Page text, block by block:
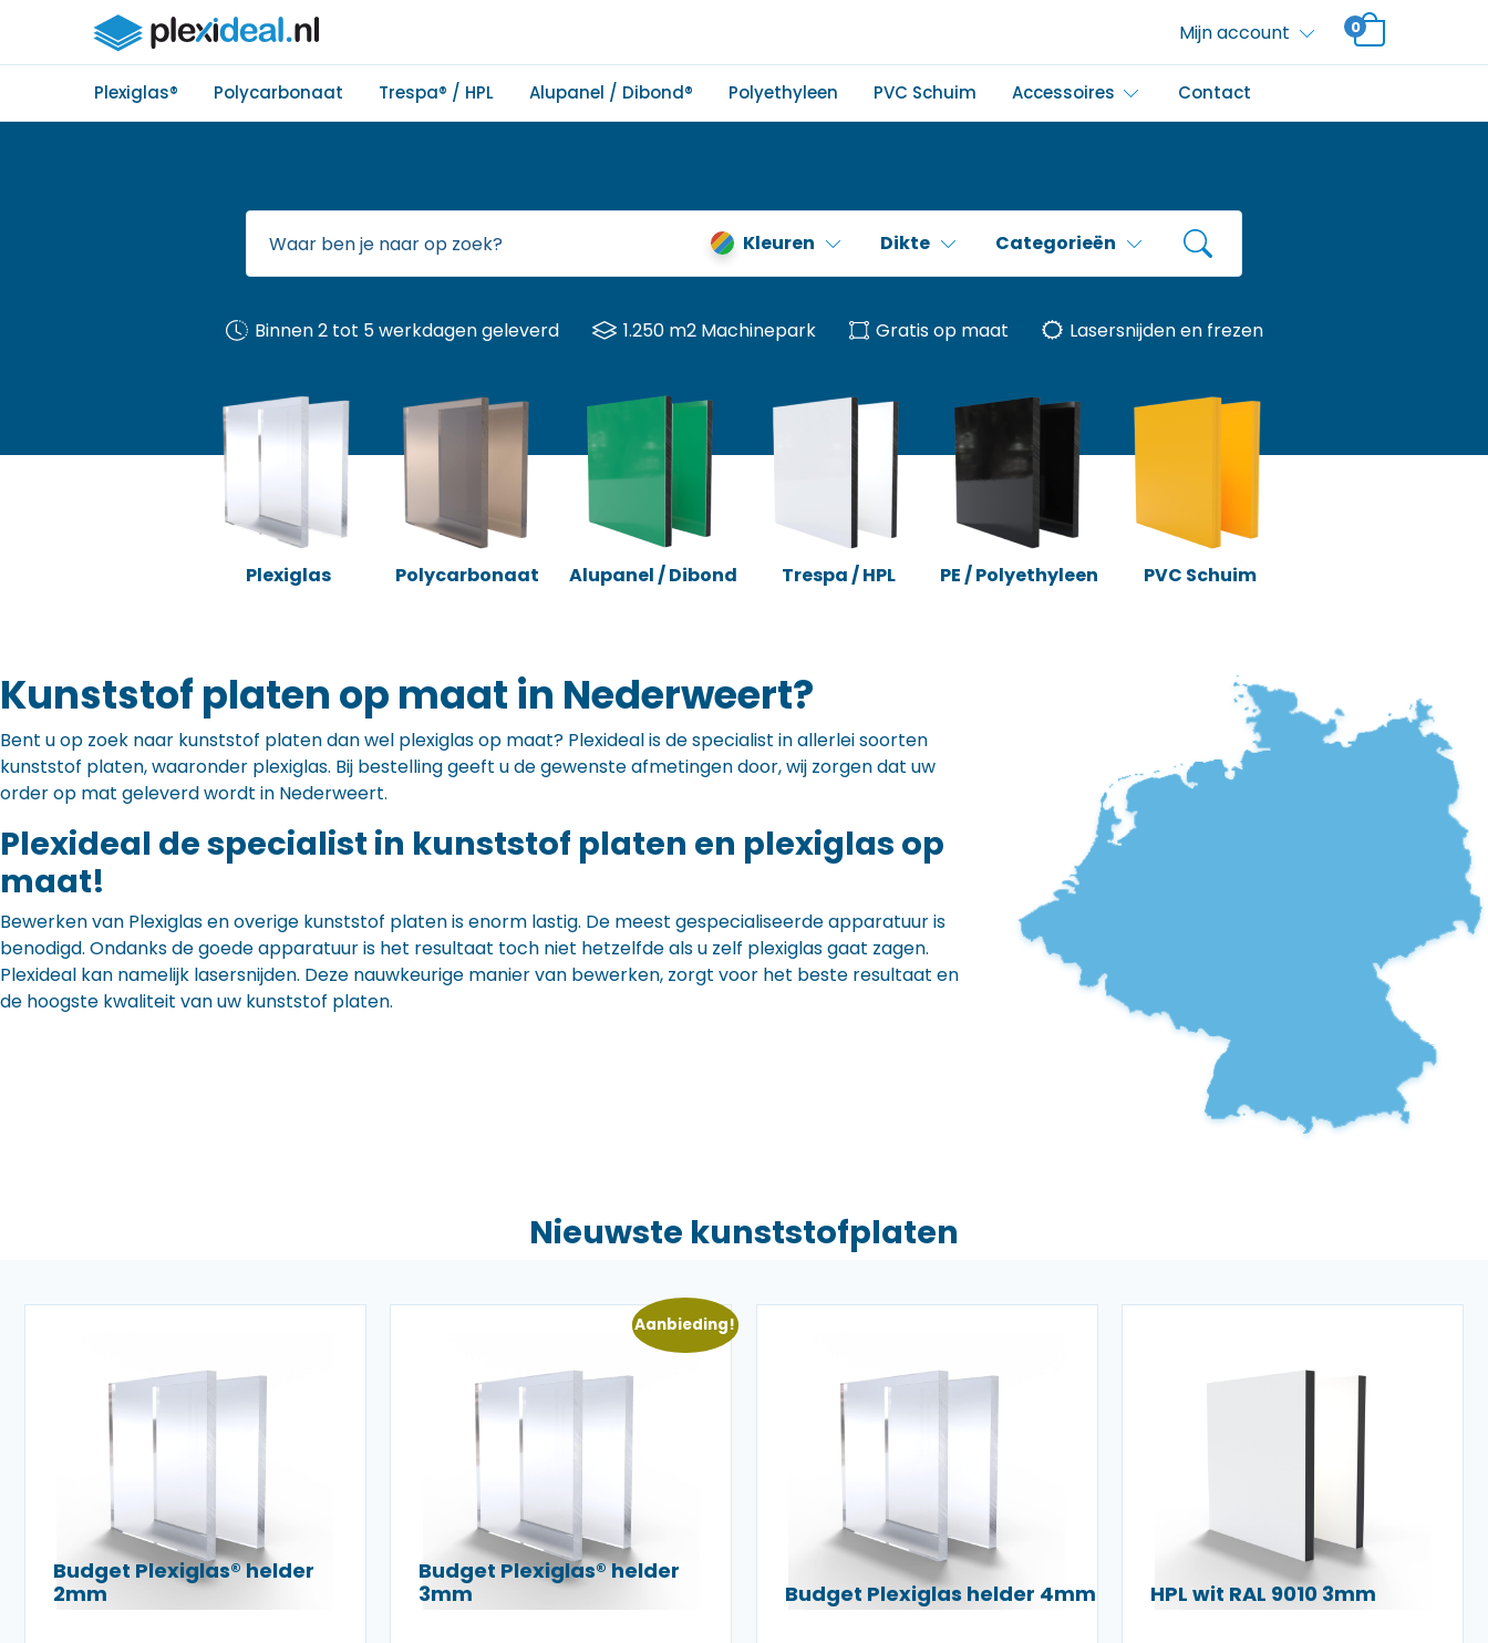
Mijn account 0
Plexiglas® Polycarbonaat Trespa® / HPL Alupanel / Dibond® Polyethyleen PVC Schuim Accessoires Contact
Kleuren Dikte Categorieën
Binnen 2 tot 5 werkdagen geleverd 1.250 m2 Machinepark Gratis op maat Lasersnijden en frezen
Plexiglas Polycarbonaat Alupanel / Dibond Trespa / HPL PE / Polyethyleen PVC Schuim
Kunststof platen op maat in Nederweert?
Bent u op zoek naar kunststof platen dan wel plexiglas op maat? Plexideal is de specialist in allerlei soorten
kunststof platen, waaronder plexiglas. Bij bestelling geeft u de gewenste afmetingen door, wij zorgen dat uw
order op mat geleverd wordt in Nederweert.
Plexideal de specialist in kunststof platen en plexiglas op
maat!
Bewerken van Plexiglas en overige kunststof platen is enorm lastig. De meest gespecialiseerde apparatuur is
benodigd. Ondanks de goede apparatuur is het resultaat toch niet hetzelfde als u zelf plexiglas gaat zagen.
Plexideal kan namelijk lasersnijden. Deze nauwkeurige manier van bewerken, zorgt voor het beste resultaat en
de hoogste kwaliteit van uw kunststof platen.
Nieuwste kunststofplaten
Budget Plexiglas® helder
2mm
Aanbieding!
Budget Plexiglas® helder
3mm
Budget Plexiglas helder 4mm HPL wit RAL 9010 3mm